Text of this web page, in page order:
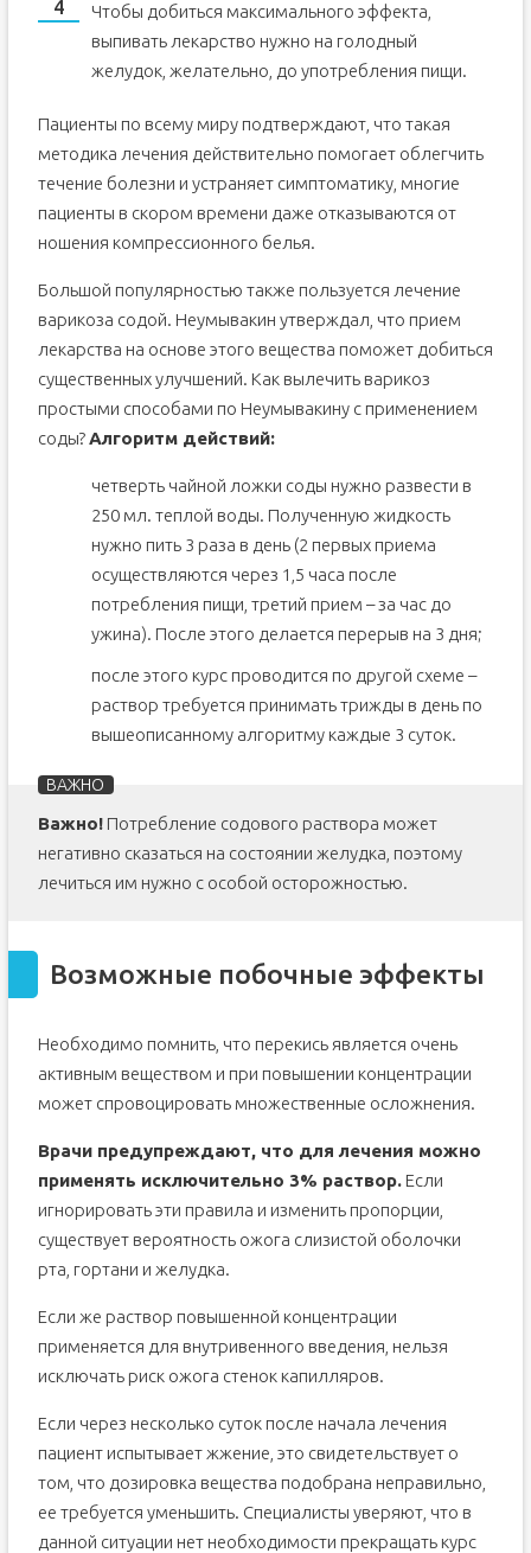
Чтобы добиться максимального эффекта,
выпивать лекарство нужно на голодный
желудок, желательно, до употребления пищи.
Пациенты по всему миру подтверждают, что такая
методика лечения действительно помогает облегчить
течение болезни и устраняет симптоматику, многие
пациенты в скором времени даже отказываются от
ношения компрессионного белья.
Большой популярностью также пользуется лечение
варикоза содой. Неумывакин утверждал, что прием
лекарства на основе этого вещества поможет добиться
существенных улучшений. Как вылечить варикоз
простыми способами по Неумывакину с применением
соды?Алгоритм действий:
четверть чайной ложки соды нужно развести в
250 мл. теплой воды. Полученную жидкость
нужно пить 3 раза в день (2 первых приема
осуществляются через 1,5 часа после
потребления пищи, третий прием – за час до
ужина). После этого делается перерыв на 3 дня;
после этого курс проводится по другой схеме –
раствор требуется принимать трижды в день по
вышеописанному алгоритму каждые 3 суток.
Важно!Потребление содового раствора может
негативно сказаться на состоянии желудка, поэтому
лечиться им нужно с особой осторожностью.
Возможные побочные эффекты
Необходимо помнить, что перекись является очень
активным веществом и при повышении концентрации
может спровоцировать множественные осложнения.
Врачи предупреждают, что для лечения можно
применять исключительно 3% раствор.Если
игнорировать эти правила и изменить пропорции,
существует вероятность ожога слизистой оболочки
рта, гортани и желудка.
Если же раствор повышенной концентрации
применяется для внутривенного введения, нельзя
исключать риск ожога стенок капилляров.
Если через несколько суток после начала лечения
пациент испытывает жжение, это свидетельствует о
том, что дозировка вещества подобрана неправильно,
ее требуется уменьшить. Специалисты уверяют, что в
данной ситуации нет необходимости прекращать курс